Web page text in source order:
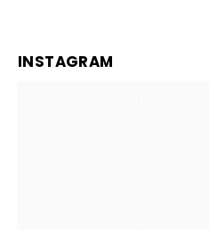
INSTAGRAM